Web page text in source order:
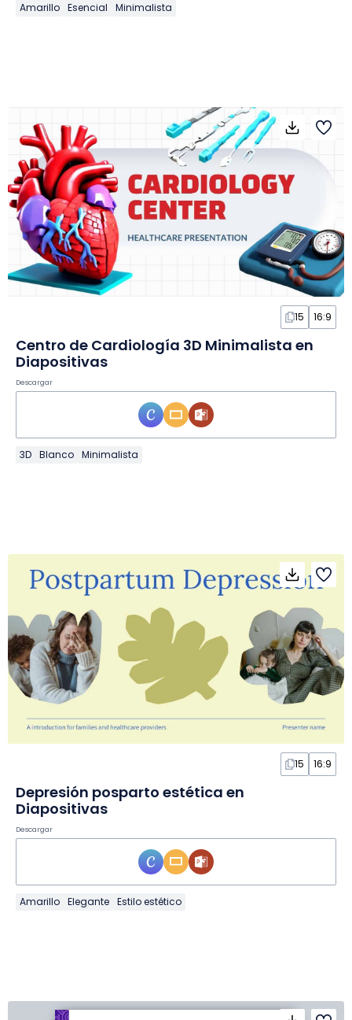
Amarillo Esencial Minimalista
15 16:9
Centro de Cardiología 3D Minimalista en
Diapositivas
Descargar
3D Blanco Minimalista
15 16:9
Depresión posparto estética en
Diapositivas
Descargar
Amarillo Elegante Estilo estético